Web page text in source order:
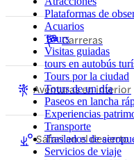
Plataformas de
Acuarios
Tours
Visitas guiadas
tours en autobús
Tours por la ciudad
Tours de un día
Paseos en lancha
Experiencias
Transporte
Traslados de
Servicios de viaje
Carreras
Aventuras en interior
Safari en el desierto